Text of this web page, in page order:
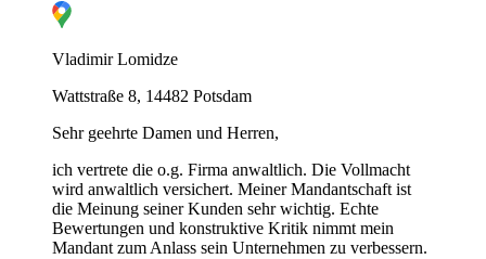
Vladimir Lomidze
Wattstraße 8, 14482 Potsdam
Sehr geehrte Damen und Herren,
ich vertrete die o.g. Firma anwaltlich. Die Vollmacht
wird anwaltlich versichert. Meiner Mandantschaft ist
die Meinung seiner Kunden sehr wichtig. Echte
Bewertungen und konstruktive Kritik nimmt mein
Mandant zum Anlass sein Unternehmen zu verbessern.